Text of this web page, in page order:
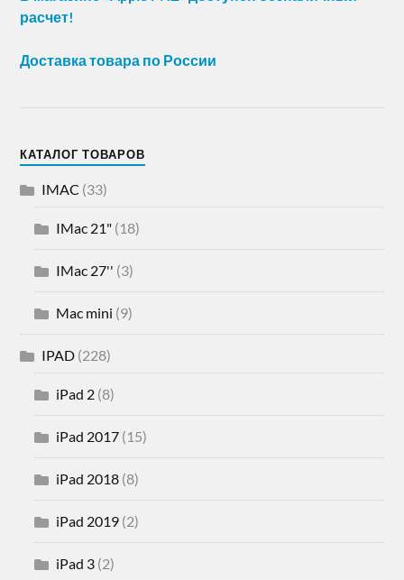
расчет!
Доставка товара по России
КАТАЛОГ ТОВАРОВ
IMAC (33)
IMac 21" (18)
IMac 27'' (3)
Mac mini (9)
IPAD (228)
iPad 2 (8)
iPad 2017 (15)
iPad 2018 (8)
iPad 2019 (2)
iPad 3 (2)